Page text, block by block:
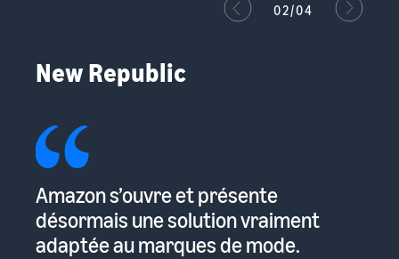
02/04
New Republic
Amazon s’ouvre et présente
désormais une solution vraiment
adaptée au marques de mode.